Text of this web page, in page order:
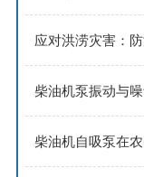
应对洪涝灾害：
柴油机泵振动与
柴油机自吸泵在